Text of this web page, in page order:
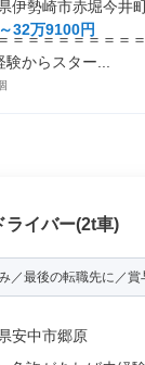
伊勢崎市赤堀今井
32万9100円
＝＝＝＝＝＝＝＝
験からスター...
ライバー(2t車)
／最後の転職先に／賞
安中市郷原